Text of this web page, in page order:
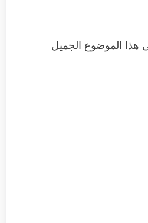
هذا الموضوع الجميل